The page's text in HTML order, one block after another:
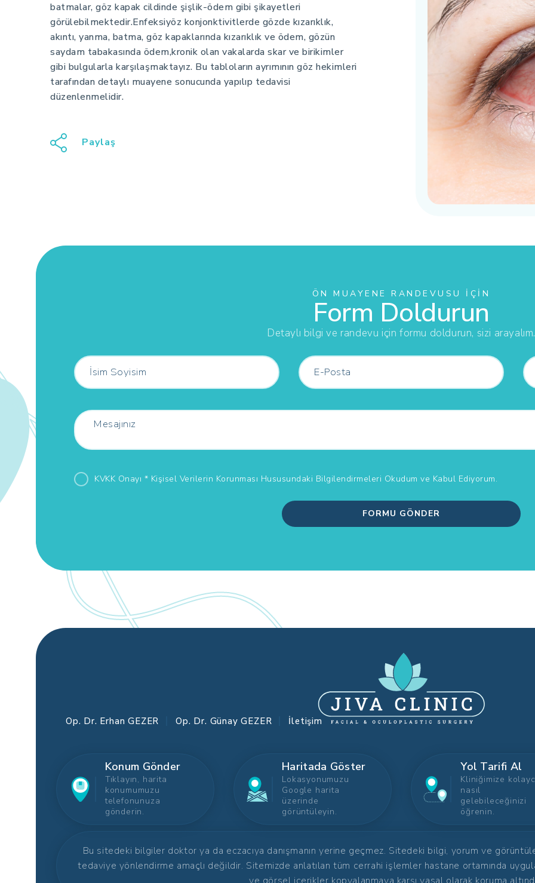
batmalar, göz kapak cildinde şişlik-ödem gibi şikayetleri
görülebilmektedir.Enfeksiyöz konjonktivitlerde gözde kızarıklık,
akıntı, yanma, batma, göz kapaklarında kızarıklık ve ödem, gözün
saydam tabakasında ödem,kronik olan vakalarda skar ve birikimler
gibi bulgularla karşılaşmaktayız. Bu tabloların ayrımının göz hekimleri
tarafından detaylı muayene sonucunda yapılıp tedavisi
düzenlenmelidir.
Paylaş
ÖN MUAYENE RANDEVUSU İÇIN
Form Doldurun
Detaylı bilgi ve randevu için formu doldurun, sizi arayalım.
KVKK Onayı * Kişisel Verilerin Korunması Hususundaki Bilgilendirmeleri Okudum ve Kabul Ediyorum.
FORMU GÖNDER
Op. Dr. Erhan GEZER Op. Dr. Günay GEZER İletişim
Konum Gönder
Tıklayın, harita
konumumuzu
telefonunuza
gönderin.
Haritada Göster
Lokasyonumuzu
Google harita
üzerinde
görüntüleyin.
Yol Tarifi Al
Kliniğimize
nasıl
gelebileceğinizi
öğrenin.
Bu sitedeki bilgiler doktor ya da eczacıya danışmanın yerine geçmez. Sitedeki bilgi, yorum ve
tedaviye yönlendirme amaçlı değildir. Sitemizde anlatılan tüm cerrahi işlemler hastane ortamında